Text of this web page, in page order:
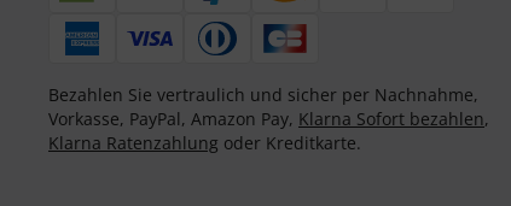
Bezahlen Sie vertraulich und sicher per Nachnahme,
Vorkasse, PayPal, Amazon Pay, Klarna Sofort bezahlen,
Klarna Ratenzahlung oder Kreditkarte.